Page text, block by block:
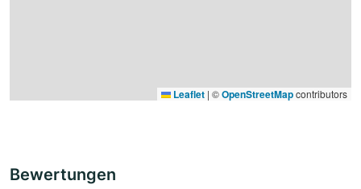
Leaflet | ©OpenStreetMapcontributors
Bewertungen